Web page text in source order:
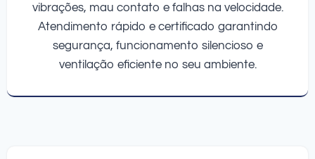
vibrações, mau contato e falhas na velocidade.
Atendimento rápido e certificado garantindo
segurança, funcionamento silencioso e
ventilação eficiente no seu ambiente.